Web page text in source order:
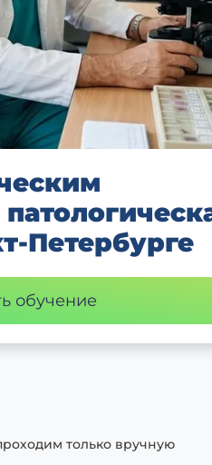
Петербурге
обучение
только вручную